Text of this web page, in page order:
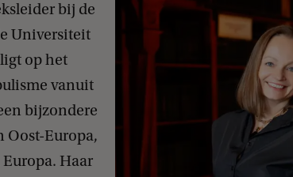
bij de
Universiteit
op het
vanuit
bijzondere
Oost-Europa,
Haar